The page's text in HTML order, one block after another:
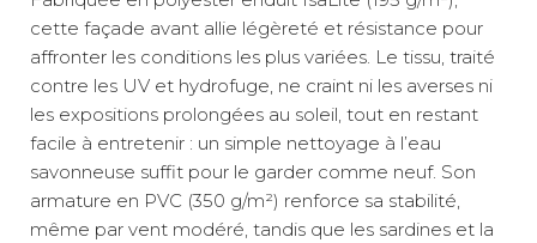
cette façade avant allie légèreté et résistance pour
affronter les conditions les plus variées. Le tissu, traité
contre les UV et hydrofuge, ne craint ni les averses ni
les expositions prolongées au soleil, tout en restant
facile à entretenir : un simple nettoyage à l’eau
savonneuse suffit pour le garder comme neuf. Son
armature en PVC (350 g/m²) renforce sa stabilité,
même par vent modéré, tandis que les sardines et la